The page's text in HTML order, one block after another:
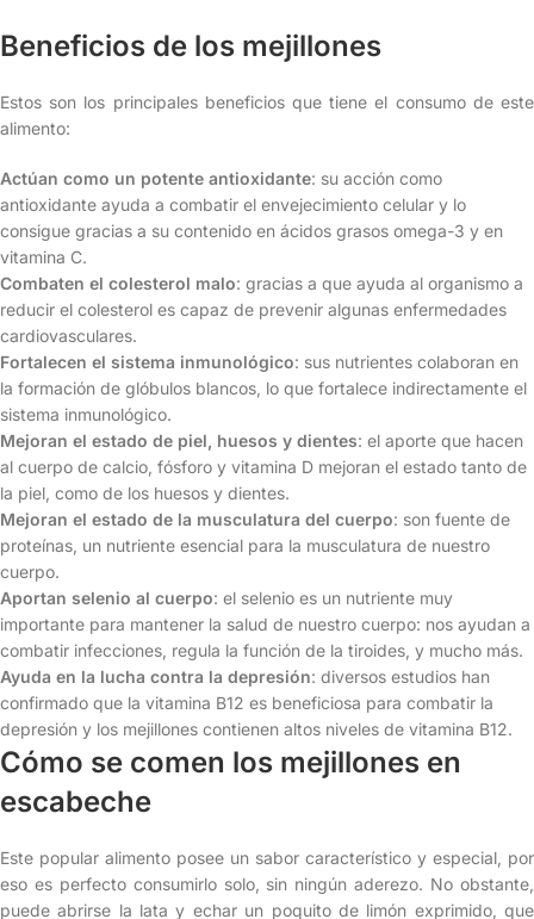
Beneficios de los mejillones
Estos son los principales beneficios que tiene el consumo de este
alimento:
Actúan como un potente antioxidante: su acción como
antioxidante ayuda a combatir el envejecimiento celular y lo
consigue gracias a su contenido en ácidos grasos omega-3 y en
vitamina C.
Combaten el colesterol malo: gracias a que ayuda al organismo a
reducir el colesterol es capaz de prevenir algunas enfermedades
cardiovasculares.
Fortalecen el sistema inmunológico: sus nutrientes colaboran en
la formación de glóbulos blancos, lo que fortalece indirectamente el
sistema inmunológico.
Mejoran el estado de piel, huesos y dientes: el aporte que hacen
al cuerpo de calcio, fósforo y vitamina D mejoran el estado tanto de
la piel, como de los huesos y dientes.
Mejoran el estado de la musculatura del cuerpo: son fuente de
proteínas, un nutriente esencial para la musculatura de nuestro
cuerpo.
Aportan selenio al cuerpo: el selenio es un nutriente muy
importante para mantener la salud de nuestro cuerpo: nos ayudan a
combatir infecciones, regula la función de la tiroides, y mucho más.
Ayuda en la lucha contra la depresión: diversos estudios han
confirmado que la vitamina B12 es beneficiosa para combatir la
depresión y los mejillones contienen altos niveles de vitamina B12.
Cómo se comen los mejillones en
escabeche
Este popular alimento posee un sabor característico y especial, por
eso es perfecto consumirlo solo, sin ningún aderezo. No obstante,
puede abrirse la lata y echar un poquito de limón exprimido, que